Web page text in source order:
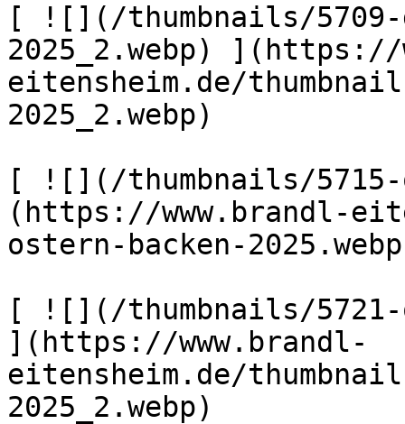
[ ![](/thumbnails/5709-
2025_2.webp) ](https://
eitensheim.de/
2025_2.webp)
[ ![](/thumbnails/5715-
(https://www.brandl-
ostern-backen-
[ ![](/thumbnails/5721-
](https://www.brandl-
eitensheim.de/
2025_2.webp)